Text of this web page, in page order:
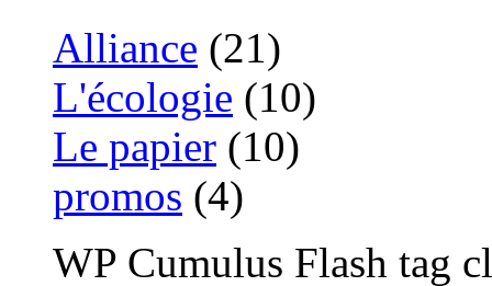
Alliance (21)
L'écologie (10)
Le papier (10)
promos (4)
WP Cumulus Flash tag